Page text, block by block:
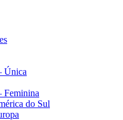
Única
Feminina
do Sul